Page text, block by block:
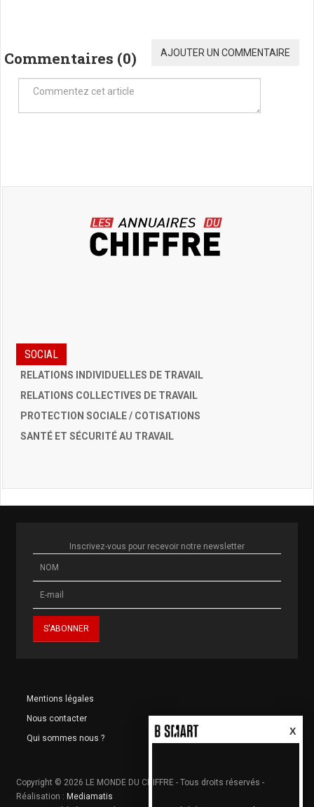
Commentaires (0) AJOUTER UN COMMENTAIRE
SOCIAL
RELATIONS INDIVIDUELLES DE TRAVAIL
RELATIONS COLLECTIVES DE TRAVAIL
PROTECTION SOCIALE / COTISATIONS
SANTÉ ET SÉCURITÉ AU TRAVAIL
Inscrivez-vous pour recevoir notre newsletter
Mentions légales
Nous contacter
Qui sommes nous ?
Copyright © 2026 LE MONDE DU CHIFFRE - Tous droits réservés -
Réalisation : Mediamatis
X